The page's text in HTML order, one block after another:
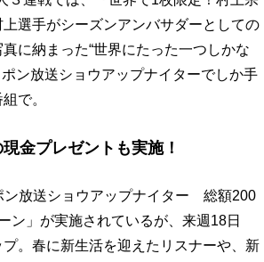
選手がシーズンアンバサダーとしての
に納まった“世界にたった一つしかな
ン放送ショウアップナイターでしか手
で。
金プレゼントも実施！
ン放送ショウアップナイター 総額200
ン」が実施されているが、来週18日
。春に新生活を迎えたリスナーや、新